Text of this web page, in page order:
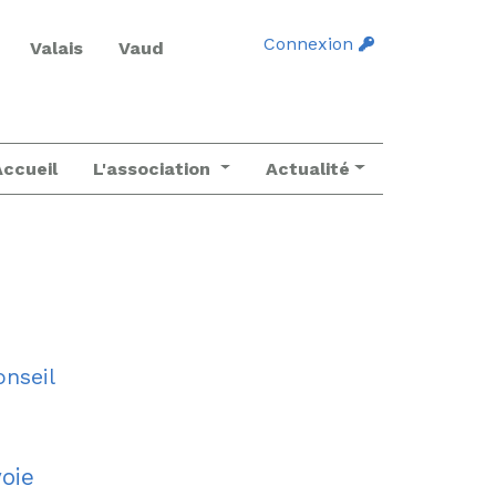
Valais Vaud Connexion
L'association Actualité